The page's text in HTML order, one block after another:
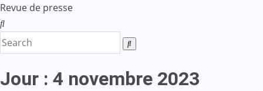
Revue de presse
Jour : 4 novembre 2023